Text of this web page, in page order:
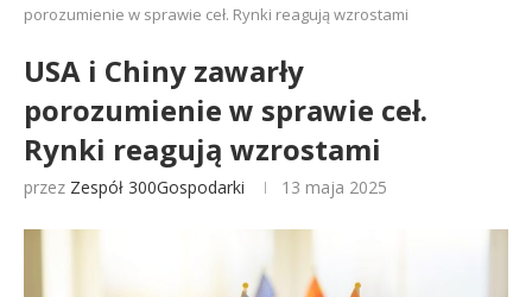
porozumienie w sprawie ceł. Rynki reagują wzrostami
USA i Chiny zawarły
porozumienie w sprawie ceł.
Rynki reagują wzrostami
przez Zespół 300Gospodarki 13 maja 2025